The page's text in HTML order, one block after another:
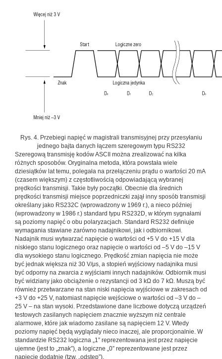
Rys. 4. Przebiegi napięć w magistrali transmisyjnej przy przesyłaniu
jednego bajta danych łączem szeregowym typu RS232
Szeregową transmisję kodów ASCII można zrealizować na kilka
różnych sposobów. Oryginalna metoda, która powstała wiele
dziesiątków lat temu, polegała na przełączeniu prądu o wartości 20 mA
(czasem większym) z częstotliwością odpowiadającą wybranej
prędkości transmisji. Takie były początki. Obecnie dla średnich
prędkości transmisji miejsce poprzedniczki zajął inny sposób transmisji
określany jako RS232C (wprowadzony w 1969 r.), a nieco później
(wprowadzony w 1986 r.) standard typu RS232D, w którym sygnałami
są poziomy napięć o obu polaryzacjach. Standard RS232 definiuje
wymagania stawiane zarówno nadajnikowi, jak i odbiornikowi.
Nadajnik musi wytwarzać napięcie o wartości od +5 V do +15 V dla
niskiego stanu logicznego oraz napięcie o wartości od –5 V do –15 V
dla wysokiego stanu logicznego. Prędkość zmian napięcia nie może
być jednak większa niż 30 V/μs, a stopień wyjściowy nadajnika musi
być odporny na zwarcia z wyjściami innych nadajników. Odbiornik musi
być widziany jako obciążenie o rezystancji od 3 kΩ do 7 kΩ. Muszą być
również przetwarzane na stan niski napięcia wyjściowe w zakresach od
+3 V do +25 V, natomiast napięcie wejściowe o wartości od –3 V do –
25 V – na stan wysoki. Przedstawione dane liczbowe dotyczą urządzeń
testowych zasilanych napięciem znacznie wyższym niż centrale
alarmowe, które jak wiadomo zasilane są napięciem 12 V. Wtedy
poziomy napięć będą wyglądały nieco inaczej, ale proporcjonalnie. W
standardzie RS232 logiczna „1” reprezentowana jest przez napięcie
ujemne (jest to „znak”), a logiczne „0” reprezentowane jest przez
napięcie dodatnie (tzw. „odstęp”).